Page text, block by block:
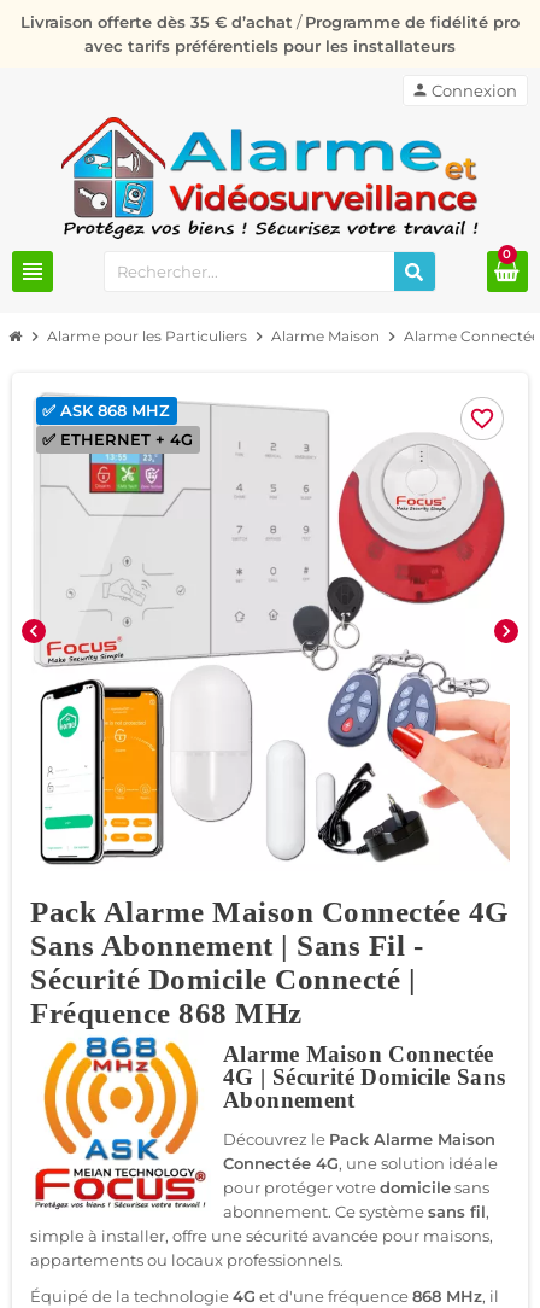
Livraison offerte dès 35 € d’achat /Programme de fidélité pro
avec tarifs préférentiels pour les installateurs
view_headline
person Connexion
0
chevron_right Alarme pour les Particuliers chevron_right Alarme Maison chevron_right Alarme Connectée
favorite_border
chevron_left chevron_right
✅ ETHERNET + 4G
✅ ASK 868 MHZ
Pack Alarme Maison Connectée 4G
Sans Abonnement | Sans Fil -
Sécurité Domicile Connecté |
Fréquence 868 MHz
Alarme Maison Connectée
4G | Sécurité Domicile Sans
Abonnement
Découvrez le Pack Alarme Maison
Connectée 4G, une solution idéale
pour protéger votredomicilesans
abonnement. Ce systèmesans fil,
simple à installer, offre une sécurité avancée pour maisons,
appartements ou locaux professionnels.
Équipé de la technologie4G et d'une fréquence868 MHz, il